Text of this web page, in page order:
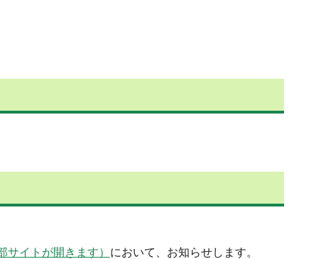
イトが開きます） において、お知らせします。